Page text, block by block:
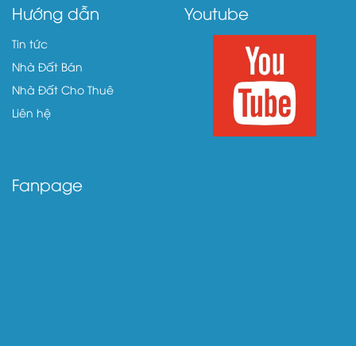
Hướng dẫn
Tin tức
Nhà Đất Bán
Nhà Đất Cho Thuê
Liên hệ
Youtube
Fanpage